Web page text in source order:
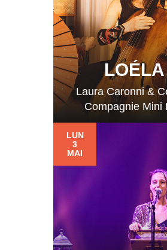
LOÉLA
Laura Caronni &
Compagnie Mini
LUN
3
MAI